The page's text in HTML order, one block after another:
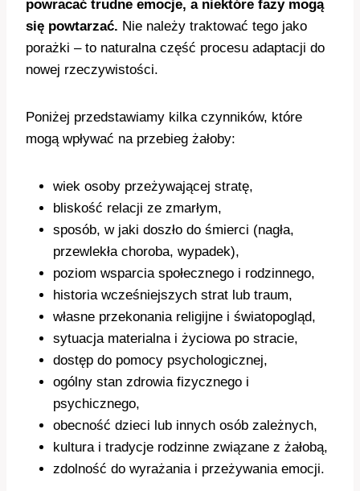
powracać trudne emocje, a niektóre fazy mogą
się powtarzać. Nie należy traktować tego jako
porażki – to naturalna część procesu adaptacji do
nowej rzeczywistości.
Poniżej przedstawiamy kilka czynników, które
mogą wpływać na przebieg żałoby:
wiek osoby przeżywającej stratę,
bliskość relacji ze zmarłym,
sposób, w jaki doszło do śmierci (nagła,
przewlekła choroba, wypadek),
poziom wsparcia społecznego i rodzinnego,
historia wcześniejszych strat lub traum,
własne przekonania religijne i światopogląd,
sytuacja materialna i życiowa po stracie,
dostęp do pomocy psychologicznej,
ogólny stan zdrowia fizycznego i
psychicznego,
obecność dzieci lub innych osób zależnych,
kultura i tradycje rodzinne związane z żałobą,
zdolność do wyrażania i przeżywania emocji.